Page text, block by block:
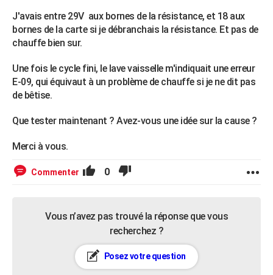
J'avais entre 29V aux bornes de la résistance, et 18 aux
bornes de la carte si je débranchais la résistance. Et pas de
chauffe bien sur.
Une fois le cycle fini, le lave vaisselle m'indiquait une erreur
E-09, qui équivaut à un problème de chauffe si je ne dit pas
de bêtise.
Que tester maintenant ? Avez-vous une idée sur la cause ?
Merci à vous.
Commenter 0
Vous n’avez pas trouvé la réponse que vous
recherchez ?
Posez votre question